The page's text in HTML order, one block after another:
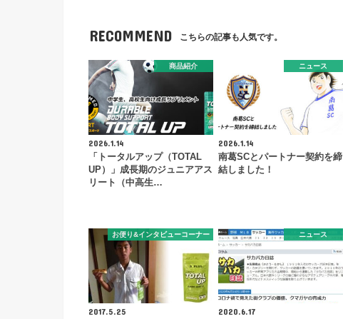
RECOMMEND こちらの記事も人気です。
商品紹介
2026.1.14
「トータルアップ（TOTAL
UP）」成長期のジュニアアス
リート（中高生…
ニュース
2026.1.14
南葛SCとパートナー契約を締
結しました！
お便り&インタビューコーナー
2017.5.25
ニュース
2020.6.17